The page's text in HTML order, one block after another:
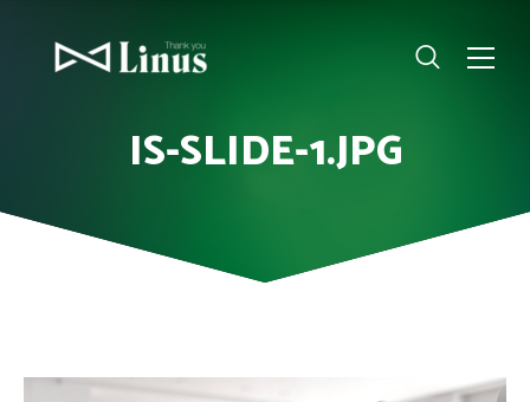
IS-SLIDE-1.JPG